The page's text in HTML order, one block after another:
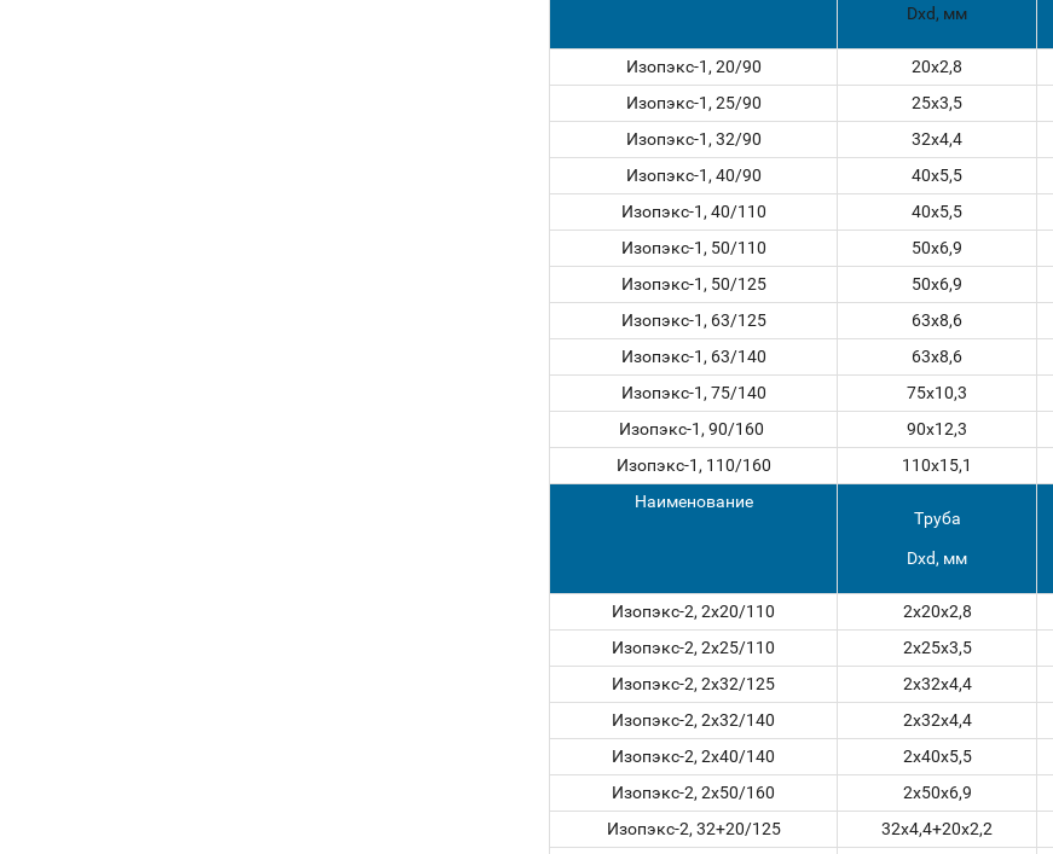
Dxd, мм
Изопэкс-1, 20/90 20х2,8
Изопэкс-1, 25/90
25х3,5
Изопэкс-1, 32/90
32х4,4
Изопэкс-1, 40/90
40х5,5
Изопэкс-1, 40/110
40х5,5
Изопэкс-1, 50/110
50х6,9
Изопэкс-1, 50/125
50х6,9
Изопэкс-1, 63/125
63х8,6
Изопэкс-1, 63/140
63х8,6
Изопэкс-1, 75/140
75х10,3
Изопэкс-1, 90/160
90х12,3
Изопэкс-1, 110/160
110х15,1
Наименование
Труба
Dxd, мм
Изопэкс-2, 2x20/110 2x20x2,8
Изопэкс-2, 2x25/110
2x25x3,5
Изопэкс-2, 2x32/125
2x32x4,4
Изопэкс-2, 2x32/140
2x32x4,4
Изопэкс-2, 2x40/140
2x40x5,5
Изопэкс-2, 2x50/160
2x50x6,9
Изопэкс-2, 32+20/125
32x4,4+20x2,2